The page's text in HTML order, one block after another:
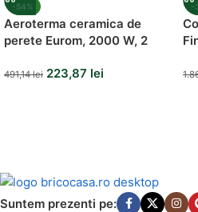
-54%
Aeroterma ceramica de
perete Eurom, 2000 W, 2
protectie supraincalzire,
491,14lei 223,87 lei
-
Suntem prezenti pe: